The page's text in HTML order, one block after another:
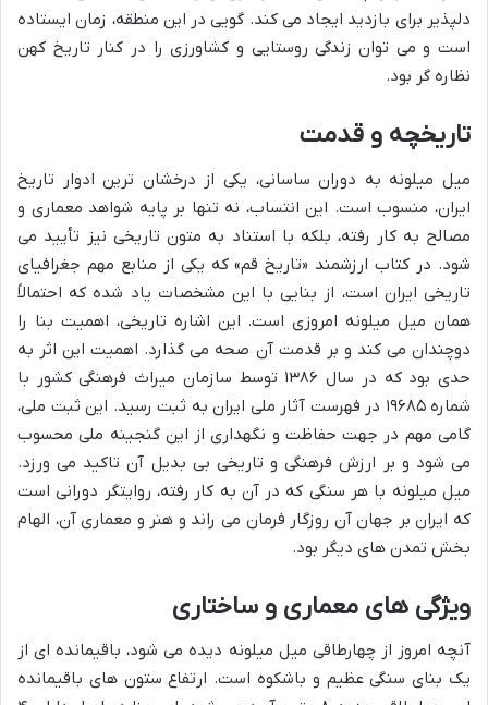
دلپذیر برای بازدید ایجاد می کند. گویی در این منطقه، زمان ایستاده
است و می توان زندگی روستایی و کشاورزی را در کنار تاریخ کهن
نظاره گر بود.
تاریخچه و قدمت
میل میلونه به دوران ساسانی، یکی از درخشان ترین ادوار تاریخ
ایران، منسوب است. این انتساب، نه تنها بر پایه شواهد معماری و
مصالح به کار رفته، بلکه با استناد به متون تاریخی نیز تأیید می
شود. در کتاب ارزشمند «تاریخ قم» که یکی از منابع مهم جغرافیای
تاریخی ایران است، از بنایی با این مشخصات یاد شده که احتمالاً
همان میل میلونه امروزی است. این اشاره تاریخی، اهمیت بنا را
دوچندان می کند و بر قدمت آن صحه می گذارد. اهمیت این اثر به
حدی بود که در سال ۱۳۸۶ توسط سازمان میراث فرهنگی کشور با
شماره ۱۹۶۸۵ در فهرست آثار ملی ایران به ثبت رسید. این ثبت ملی،
گامی مهم در جهت حفاظت و نگهداری از این گنجینه ملی محسوب
می شود و بر ارزش فرهنگی و تاریخی بی بدیل آن تاکید می ورزد.
میل میلونه با هر سنگی که در آن به کار رفته، روایتگر دورانی است
که ایران بر جهان آن روزگار فرمان می راند و هنر و معماری آن، الهام
بخش تمدن های دیگر بود.
ویژگی های معماری و ساختاری
آنچه امروز از چهارطاقی میل میلونه دیده می شود، باقیمانده ای از
یک بنای سنگی عظیم و باشکوه است. ارتفاع ستون های باقیمانده